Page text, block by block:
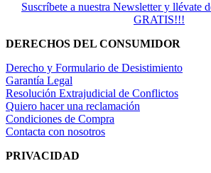
Suscríbete a nuestra Newsletter y llévate
GRATIS!!!
DERECHOS DEL CONSUMIDOR
Derecho y Formulario de Desistimiento
Garantía Legal
Resolución Extrajudicial de Conflictos
Quiero hacer una reclamación
Condiciones de Compra
Contacta con nosotros
PRIVACIDAD